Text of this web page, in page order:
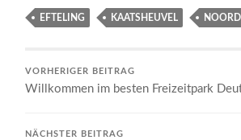
EFTELING KAATSHEUVEL
VORHERIGER BEITRAG
Willkommen im besten Freizeitpark
NÄCHSTER BEITRAG